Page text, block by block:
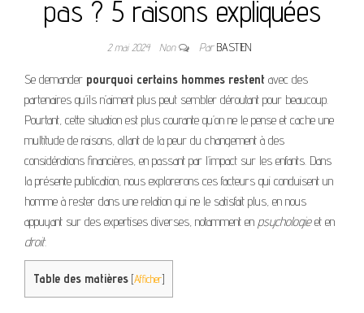
pas ? 5 raisons expliquées
2 mai 2024 Non ParBASTIEN
Se demander pourquoi certains hommes restent avec des
partenaires qu’ils n’aiment plus peut sembler déroutant pour beaucoup.
Pourtant, cette situation est plus courante qu’on ne le pense et cache une
multitude de raisons, allant de la peur du changement à des
considérations financières, en passant par l’impact sur les enfants. Dans
la présente publication, nous explorerons ces facteurs qui conduisent un
homme à rester dans une relation qui ne le satisfait plus, en nous
appuyant sur des expertises diverses, notamment en psychologieet en
droit.
Table des matières [Afficher]